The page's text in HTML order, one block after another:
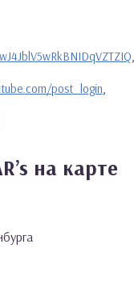
,
post_login,
на карте